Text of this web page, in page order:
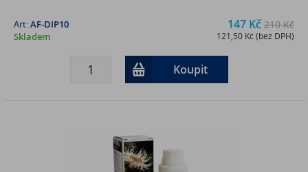
147 Kč 210 Kč
121,50 Kč (bez DPH)
Art:AF-DIP10
Skladem
Koupit